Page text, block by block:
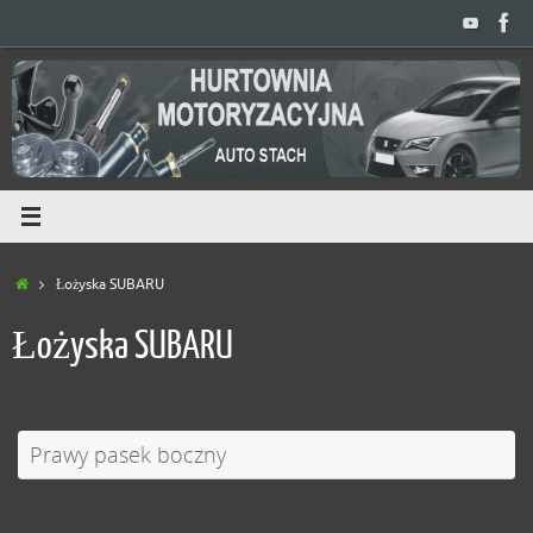
treści
HomeŁożyska SUBARU
Łożyska SUBARU
Prawy pasek boczny